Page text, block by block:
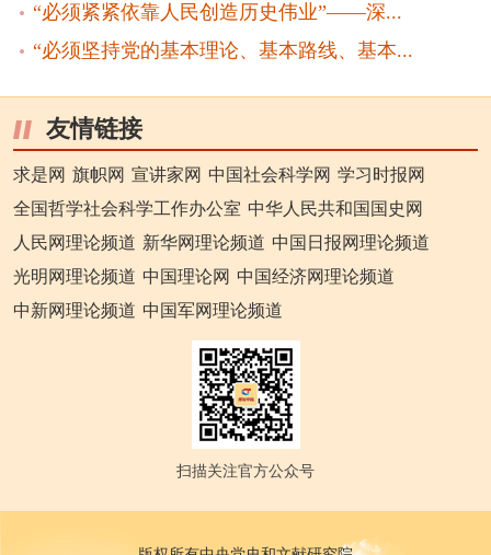
“必须紧紧依靠人民创造历史伟业”——深...
“必须坚持党的基本理论、基本路线、基本...
友情链接
求是网 旗帜网 宣讲家网 中国社会科学网 学习时报网
全国哲学社会科学工作办公室 中华人民共和国国史网
人民网理论频道 新华网理论频道 中国日报网理论频道
光明网理论频道 中国理论网 中国经济网理论频道
中新网理论频道 中国军网理论频道
扫描关注官方公众号